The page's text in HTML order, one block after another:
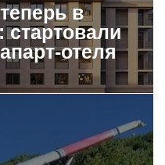
в
стартовали
отеля